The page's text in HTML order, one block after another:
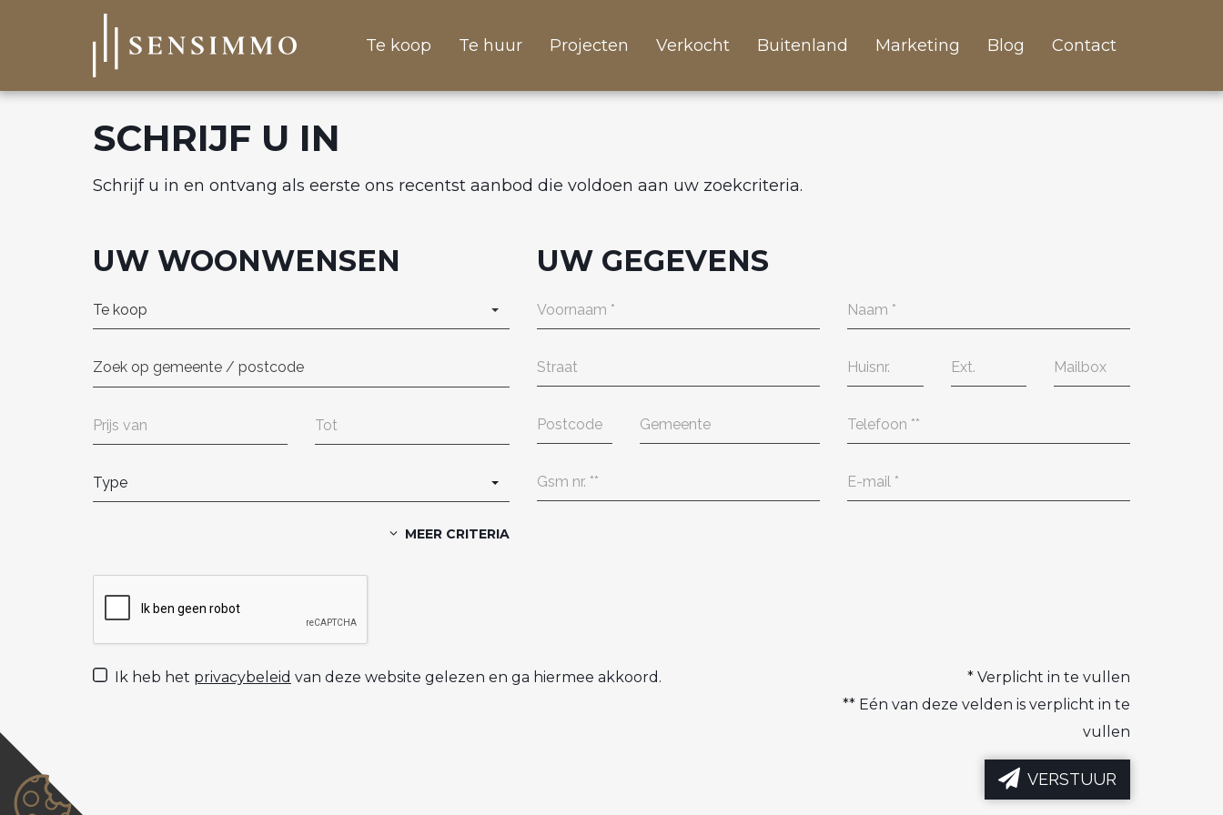
Te koop Te huur Projecten Verkocht Buitenland Marketing Blog Contact
SCHRIJF U IN
Schrijf u in en ontvang als eerste ons recentst aanbod die voldoen aan uw zoekcriteria.
UW WOONWENSEN
Te koop
Type
MEER CRITERIA
UW GEGEVENS
Ik heb het privacybeleid van deze website gelezen en ga hiermee akkoord. * Verplicht in te vullen
** Eén van deze velden is verplicht in te
vullen
VERSTUUR